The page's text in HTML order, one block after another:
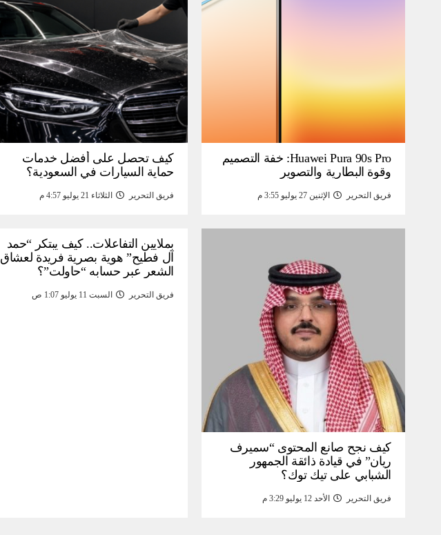
Huawei Pura 90s Pro: خفة التصميم
وقوة البطارية والتصوير
فريق التحرير الإثنين 27 يوليو 3:55 م
كيف تحصل على أفضل خدمات
حماية السيارات في السعودية؟
فريق التحرير الثلاثاء 21 يوليو 4:57 م
كيف نجح صانع المحتوى “سميرف
ريان” في قيادة ذائقة الجمهور
الشبابي على تيك توك؟
فريق التحرير الأحد 12 يوليو 3:29 م
بملايين التفاعلات.. كيف يبتكر “حمد
آل فطيح” هوية بصرية فريدة لعشاق
الشعر عبر حسابه “حاولت”؟
فريق التحرير السبت 11 يوليو 1:07 ص